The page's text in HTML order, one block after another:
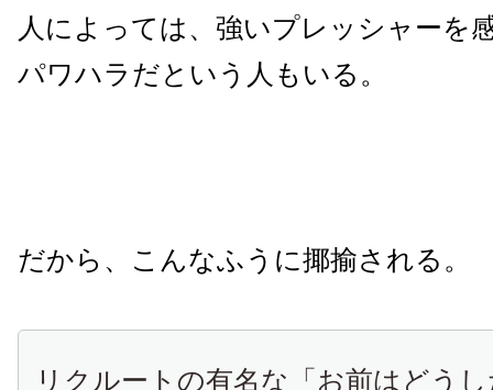
人によっては、強いプレッシャーを
パワハラだという人もいる。
だから、こんなふうに揶揄される。
リクルートの有名な「お前はどう